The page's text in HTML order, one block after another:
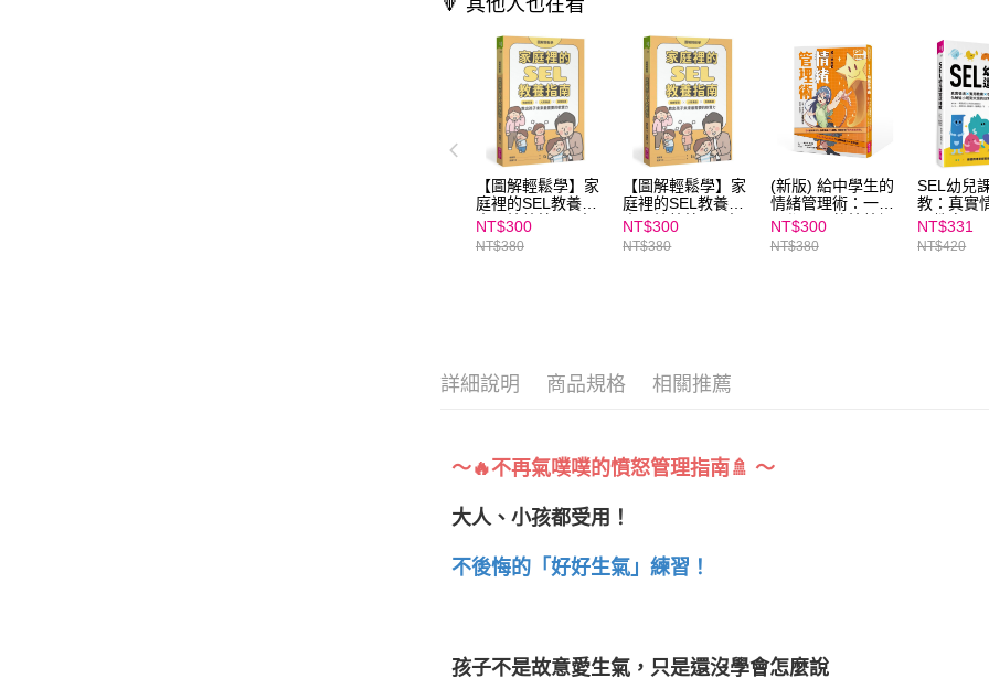
https://
３．未成
「
任。
４．使用
即時審查
結果請求
５．嚴禁
形，恩沛
動。
🔻 其他人也在看
【圖解輕鬆學】家
庭裡的SEL教養指
南：情緒管理×人
際溝通×自我負
責，教出孩子未來
NT$300
NT$380
【圖解輕鬆學】家
庭裡的SEL教養指
南：情緒管理×人
際溝通×自我負
責，教出孩子未來
NT$300
NT$380
(新版) 給中學生的
情緒管理術：一輩
子都需要的情緒調
適力，現在開始學
習！
NT$300
NT$380
SEL幼兒
教：真實
用教案 ×
略，化解
大班的日
NT$331
NT$420
詳細說明 商品規格 相關推薦
～🔥不再氣噗噗的憤怒管理指南🚿 ～
大人、小孩都受用！
不後悔的「好好生氣」練習！
孩子不是故意愛生氣，只是還沒學會怎麼說